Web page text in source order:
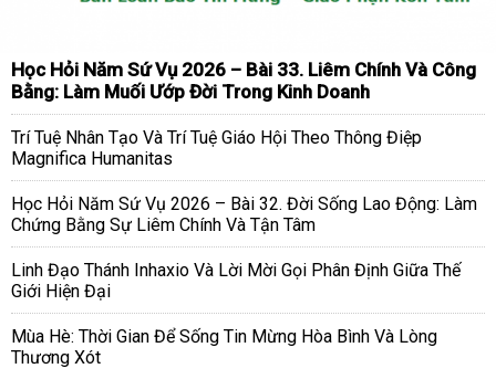
Học Hỏi Năm Sứ Vụ 2026 – Bài 33. Liêm Chính Và Công
Bằng: Làm Muối Ướp Đời Trong Kinh Doanh
Trí Tuệ Nhân Tạo Và Trí Tuệ Giáo Hội Theo Thông Điệp
Magnifica Humanitas
Học Hỏi Năm Sứ Vụ 2026 – Bài 32. Đời Sống Lao Động: Làm
Chứng Bằng Sự Liêm Chính Và Tận Tâm
Linh Đạo Thánh Inhaxio Và Lời Mời Gọi Phân Định Giữa Thế
Giới Hiện Đại
Mùa Hè: Thời Gian Để Sống Tin Mừng Hòa Bình Và Lòng
Thương Xót